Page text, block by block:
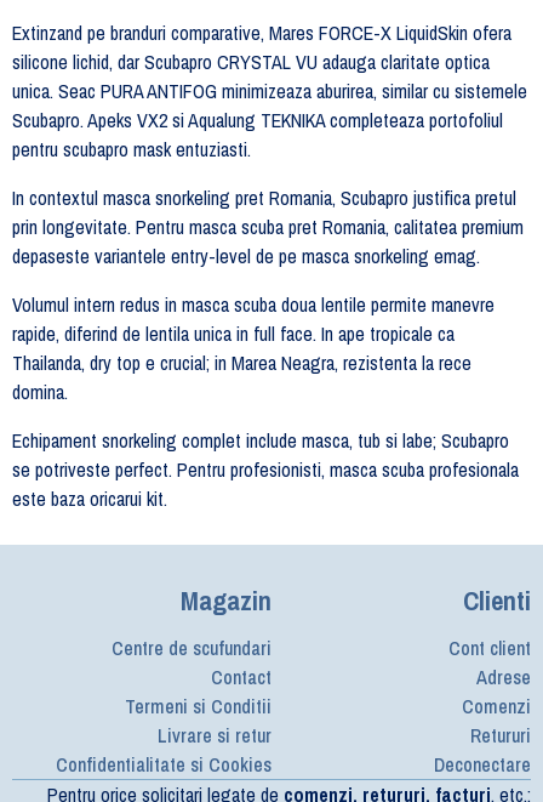
Extinzand pe branduri comparative, Mares FORCE-X LiquidSkin ofera
silicone lichid, dar Scubapro CRYSTAL VU adauga claritate optica
unica. Seac PURA ANTIFOG minimizeaza aburirea, similar cu sistemele
Scubapro. Apeks VX2 si Aqualung TEKNIKA completeaza portofoliul
pentru scubapro mask entuziasti.
In contextul masca snorkeling pret Romania, Scubapro justifica pretul
prin longevitate. Pentru masca scuba pret Romania, calitatea premium
depaseste variantele entry-level de pe masca snorkeling emag.
Volumul intern redus in masca scuba doua lentile permite manevre
rapide, diferind de lentila unica in full face. In ape tropicale ca
Thailanda, dry top e crucial; in Marea Neagra, rezistenta la rece
domina.
Echipament snorkeling complet include masca, tub si labe; Scubapro
se potriveste perfect. Pentru profesionisti, masca scuba profesionala
este baza oricarui kit.
Magazin
Centre de scufundari
Contact
Termeni si Conditii
Livrare si retur
Confidentialitate si Cookies
Clienti
Cont client
Adrese
Comenzi
Retururi
Deconectare
Pentru orice solicitari legate de comenzi, retururi, facturi, etc.: